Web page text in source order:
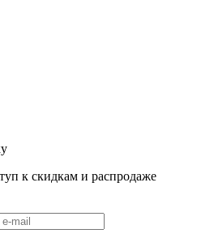
к скидкам и распродаже